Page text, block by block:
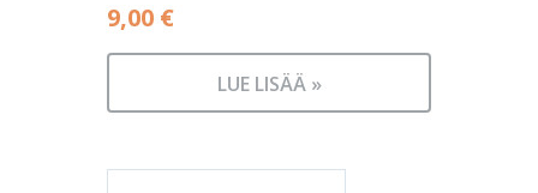
9,00 €
LUE LISÄÄ »